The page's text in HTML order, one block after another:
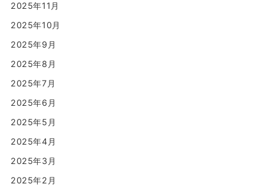
2025年11月
2025年10月
2025年9月
2025年8月
2025年7月
2025年6月
2025年5月
2025年4月
2025年3月
2025年2月